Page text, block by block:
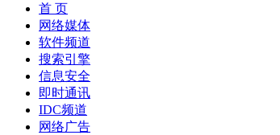
首 页
网络媒体
软件频道
搜索引擎
信息安全
即时通讯
IDC频道
网络广告